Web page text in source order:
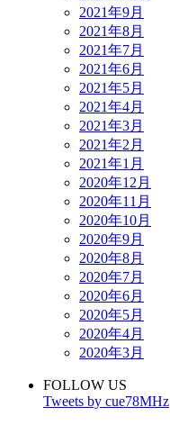
2021年9月
2021年8月
2021年7月
2021年6月
2021年5月
2021年4月
2021年3月
2021年2月
2021年1月
2020年12月
2020年11月
2020年10月
2020年9月
2020年8月
2020年7月
2020年6月
2020年5月
2020年4月
2020年3月
FOLLOW US
Tweets by cue78MHz